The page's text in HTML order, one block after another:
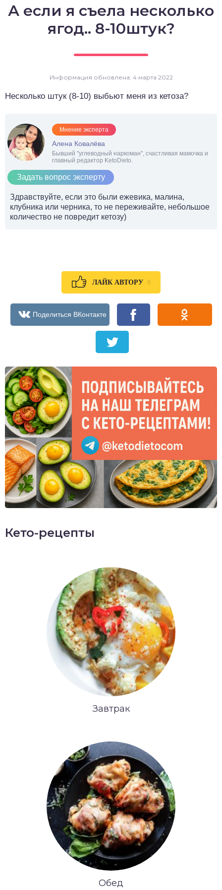
А если я съела несколько
ягод.. 8-10штук?
Информация обновлена: 4 марта 2022
Несколько штук (8-10) выбьют меня из кетоза?
Мнение эксперта
Алена Ковалёва
Бывший "углеводный наркоман", счастливая мамочка и
главный редактор KetoDieto.
Задать вопрос эксперту
Здравствуйте, если это были ежевика, малина,
клубника или черника, то не переживайте, небольшое
количество не повредит кетозу)
ЛАЙК АВТОРУ 0
Кето-рецепты
Завтрак
Обед
выпечка